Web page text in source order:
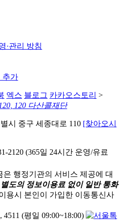
·관리 방침
추가
엑스 블로그 카카오스토리 >
120 다산콜재단
시 중구 세종대로 110 [찾아오시
2120 (365일 24시간 운영/유료
은 행정기관의 서비스 제공에 대
별도의 정보이용료 없이 일반 통화
용시 본인이 가입한 이동통신사
(평일 09:00~18:00)